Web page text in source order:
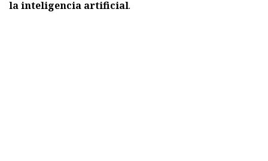
la inteligencia artificial.